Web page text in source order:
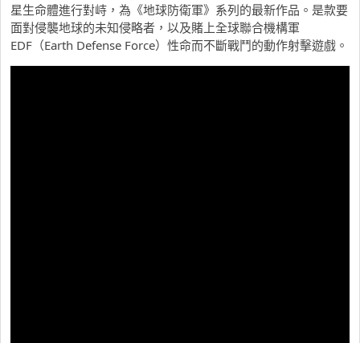
星生命體進行對峙，為《地球防衛軍》系列的最新作品。是款要
面對侵襲地球的未知侵略者，以及賭上全球聯合機構軍
EDF（Earth Defense Force）性命而不斷戰鬥的動作射擊遊戲。